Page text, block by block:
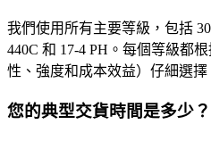
我們使用所有主要等級，包括
440C 和 17-4 PH。每個等級都
性、強度和成本效益）仔細選擇
您的典型交貨時間是多少？